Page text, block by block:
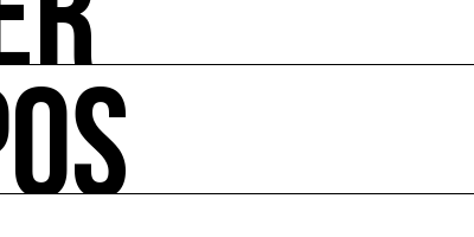
culturelle en France et dans le monde.